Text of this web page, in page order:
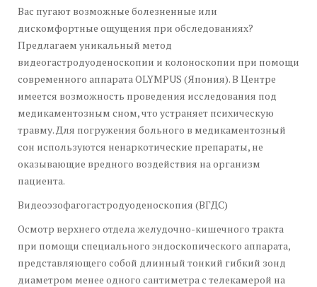
Вас пугают возможные болезненные или
дискомфортные ощущения при обследованиях?
Предлагаем уникальный метод
видеогастродуоденоскопии и колоноскопии при помощи
современного аппарата OLYMPUS (Япония). В Центре
имеется возможность проведения исследования под
медикаментозным сном, что устраняет психическую
травму. Для погружения больного в медикаментозный
сон используются ненаркотические препараты, не
оказывающие вредного воздействия на организм
пациента.
Видеоэзофагогастродуоденоскопия (ВГДС)
Осмотр верхнего отдела желудочно-кишечного тракта
при помощи специального эндоскопического аппарата,
представляющего собой длинный тонкий гибкий зонд
диаметром менее одного сантиметра с телекамерой на